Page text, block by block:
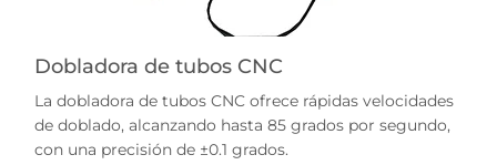
Dobladora de tubos CNC
La dobladora de tubos CNC ofrece rápidas velocidades
de doblado, alcanzando hasta 85 grados por segundo,
con una precisión de ±0.1 grados.